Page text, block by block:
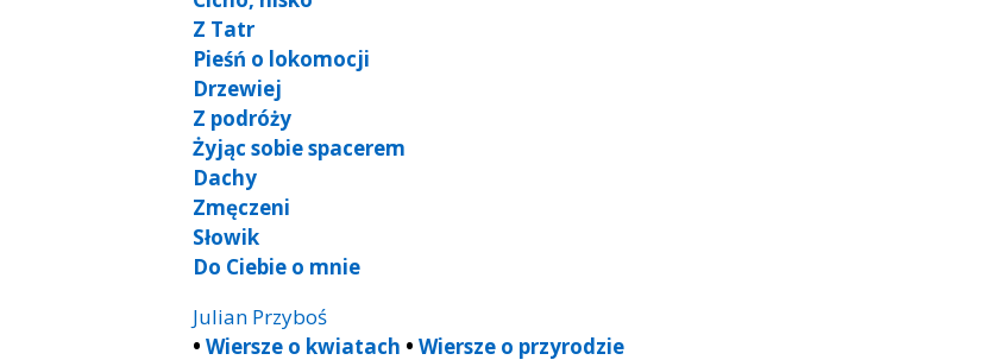
Z Tatr
Pieśń o lokomocji
Drzewiej
Z podróży
Żyjąc sobie spacerem
Dachy
Zmęczeni
Słowik
Do Ciebie o mnie
Julian Przyboś
• Wiersze o kwiatach • Wiersze o przyrodzie